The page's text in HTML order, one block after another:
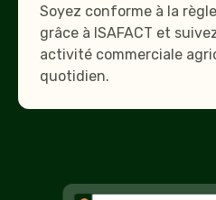
Soyez conforme à la
grâce à ISAFACT et
activité commerciale
quotidien.